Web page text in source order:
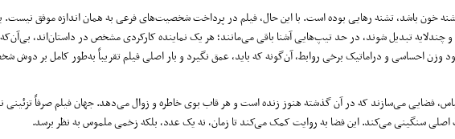
خون باشد، تشنه رهایی بوده است. با این حال، فیلم در پرداخت شخصیت‌های فرعی به همان اندازه موفق نیست.
تبدیل شوند، در حد تیپ‌هایی آشنا باقی می‌مانند؛ هر یک نماینده کارکردی مشخص در داستان‌اند،
وزن احساسی و دراماتیک برخی روابط، آن‌گونه که باید، عمق نگیرد و بار اصلی فیلم تقریباً به‌طور کامل بر دوش
فضایی می‌سازند که در آن گذشته هنوز زنده است و هر قاب بوی خاطره و زوال می‌دهد. جهان فیلم صرفاً تزئینی
سنگینی می‌کند. این فضا به روایت کمک می‌کند تا زمان، نه یک عدد، بلکه زخمی ملموس به نظر برسد.